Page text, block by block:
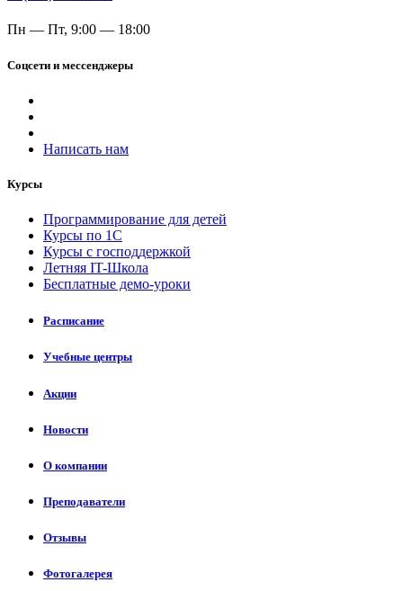
Пн — Пт, 9:00 — 18:00
Соцсети и мессенджеры
Написать нам
Курсы
Программирование для детей
Курсы по 1С
Курсы с господдержкой
Летняя IT-Школа
Бесплатные демо-уроки
Расписание
Учебные центры
Акции
Новости
О компании
Преподаватели
Отзывы
Фотогалерея